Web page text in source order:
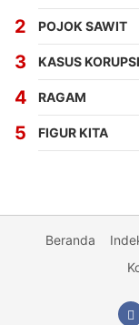
POJOK SAWIT
KASUS KORUPSI
RAGAM
FIGUR KITA
Beranda